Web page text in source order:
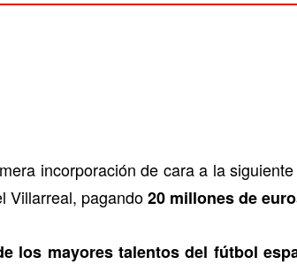
incorporación de cara a la
Villarreal, pagando20 millones de
los mayores talentos del fútbol